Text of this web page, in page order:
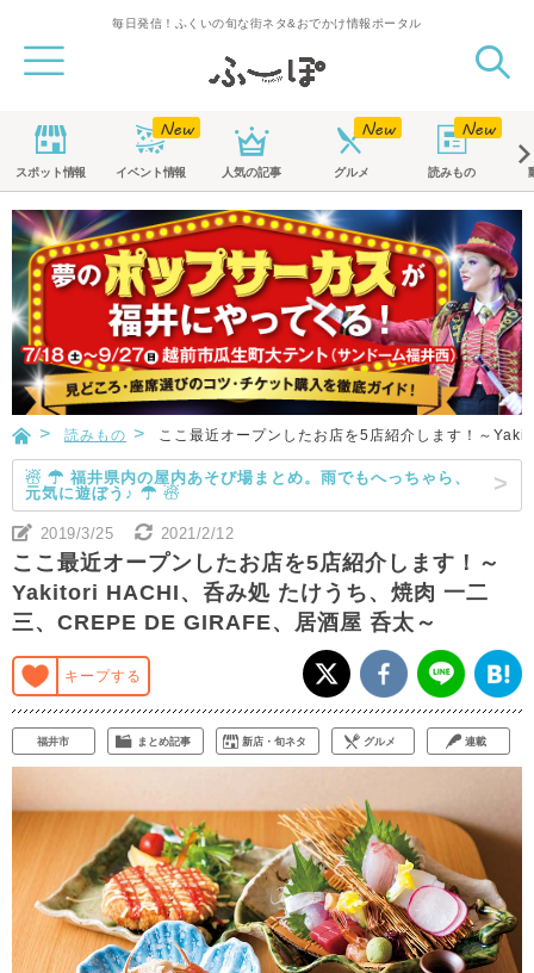
毎日発信！ふくいの旬な街ネタ&おでかけ情報ポータル
スポット情報 イベント情報 人気の記事 グルメ 読みもの
読みもの ここ最近オープンしたお店を5店紹介します！～
☃ ☂ 福井県内の屋内あそび場まとめ。雨でもへっちゃら、
元気に遊ぼう♪ ☂ ☃
2019/3/25 2021/2/12
ここ最近オープンしたお店を5店紹介します！～
Yakitori HACHI、呑み処 たけうち、焼肉 一二
三、CREPE DE GIRAFE、居酒屋 呑太～
キープする
福井市 まとめ記事 新店・旬ネタ グルメ 連載